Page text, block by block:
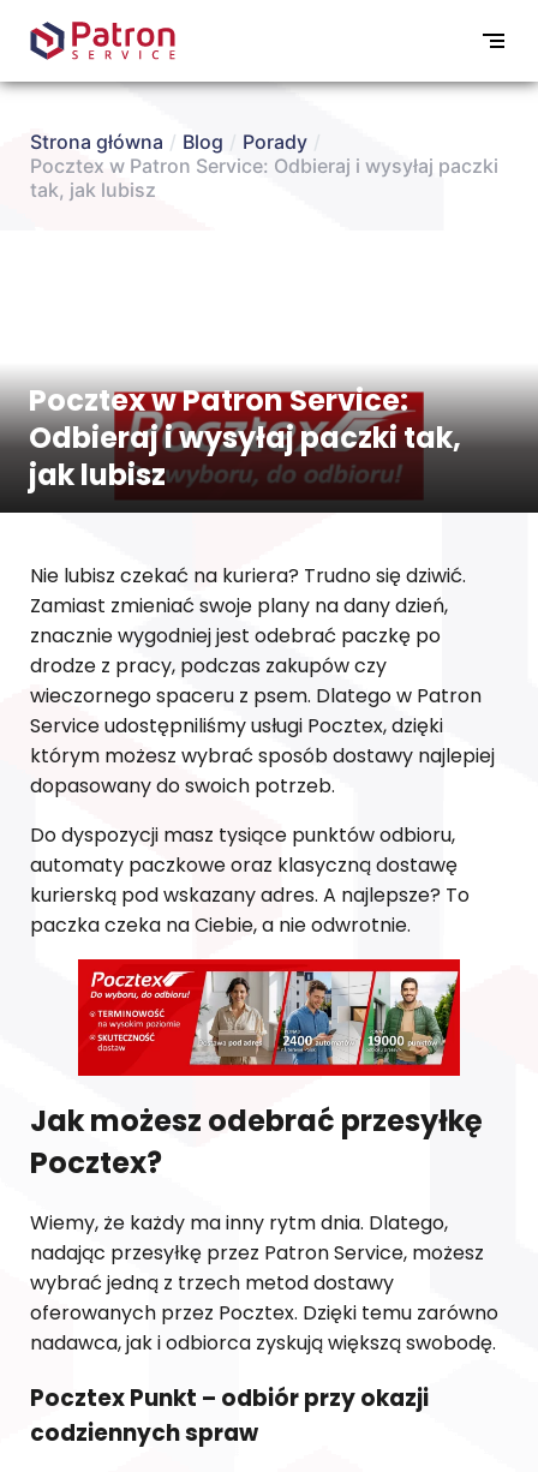
Strona główna / Blog / Porady /
Pocztex w Patron Service: Odbieraj i wysyłaj paczki
tak, jak lubisz
Pocztex w Patron Service:
Odbieraj i wysyłaj paczki tak,
jak lubisz
Nie lubisz czekać na kuriera? Trudno się dziwić.
Zamiast zmieniać swoje plany na dany dzień,
znacznie wygodniej jest odebrać paczkę po
drodze z pracy, podczas zakupów czy
wieczornego spaceru z psem. Dlatego w Patron
Service udostępniliśmy usługi Pocztex, dzięki
którym możesz wybrać sposób dostawy najlepiej
dopasowany do swoich potrzeb.
Do dyspozycji masz tysiące punktów odbioru,
automaty paczkowe oraz klasyczną dostawę
kurierską pod wskazany adres. A najlepsze? To
paczka czeka na Ciebie, a nie odwrotnie.
Jak możesz odebrać przesyłkę
Pocztex?
Wiemy, że każdy ma inny rytm dnia. Dlatego,
nadając przesyłkę przez Patron Service, możesz
wybrać jedną z trzech metod dostawy
oferowanych przez Pocztex. Dzięki temu zarówno
nadawca, jak i odbiorca zyskują większą swobodę.
Pocztex Punkt – odbiór przy okazji
codziennych spraw